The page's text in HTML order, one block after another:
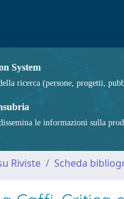
System
ricerca (persone, progetti,
le informazioni sulla
Riviste Scheda